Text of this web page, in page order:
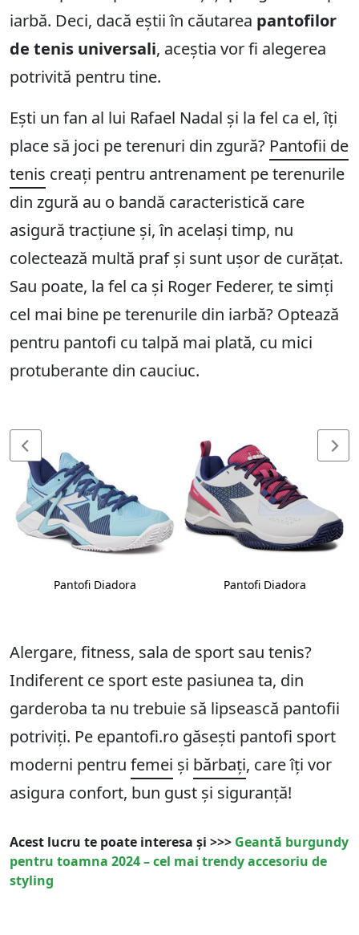
iarbă. Deci, dacă eștii în căutarea pantofilor
de tenis universali, aceștia vor fi alegerea
potrivită pentru tine.
Ești un fan al lui Rafael Nadal și la fel ca el, îți
place să joci pe terenuri din zgură? Pantofii de
tenis creați pentru antrenament pe terenurile
din zgură au o bandă caracteristică care
asigură tracțiune și, în același timp, nu
colectează multă praf și sunt ușor de curățat.
Sau poate, la fel ca și Roger Federer, te simți
cel mai bine pe terenurile din iarbă? Optează
pentru pantofi cu talpă mai plată, cu mici
protuberante din cauciuc.
Pantofi Diadora Pantofi Diadora
Alergare, fitness, sala de sport sau tenis?
Indiferent ce sport este pasiunea ta, din
garderoba ta nu trebuie să lipsească pantofii
potriviți. Pe epantofi.ro găsești pantofi sport
moderni pentru femei și bărbați, care îți vor
asigura confort, bun gust și siguranță!
Acest lucru te poate interesa și >>> Geantă burgundy
pentru toamna 2024 – cel mai trendy accesoriu de
styling